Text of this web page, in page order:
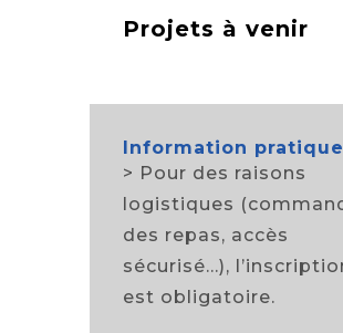
Projets à venir
Information pratique
> Pour des raisons
logistiques
des repas, accès
sécurisé…),
est obligatoire.